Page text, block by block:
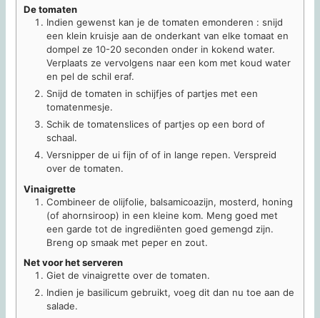
De tomaten
Indien gewenst kan je de tomaten emonderen : snijd
een klein kruisje aan de onderkant van elke tomaat en
dompel ze 10-20 seconden onder in kokend water.
Verplaats ze vervolgens naar een kom met koud water
en pel de schil eraf.
Snijd de tomaten in schijfjes of partjes met een
tomatenmesje.
Schik de tomatenslices of partjes op een bord of
schaal.
Versnipper de ui fijn of of in lange repen. Verspreid
over de tomaten.
Vinaigrette
Combineer de olijfolie, balsamicoazijn, mosterd, honing
(of ahornsiroop) in een kleine kom. Meng goed met
een garde tot de ingrediënten goed gemengd zijn.
Breng op smaak met peper en zout.
Net voor het serveren
Giet de vinaigrette over de tomaten.
Indien je basilicum gebruikt, voeg dit dan nu toe aan de
salade.